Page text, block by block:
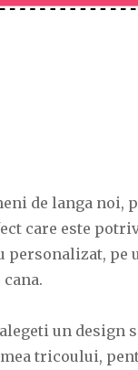
de langa noi,
care este
pe
un design
tricoului,